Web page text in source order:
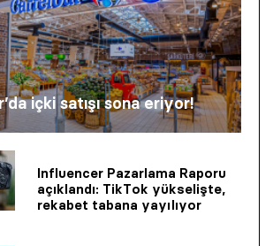
içki satışı sona eriyor!
Influencer Pazarlama Raporu
açıklandı: TikTok yükselişte,
rekabet tabana yayılıyor